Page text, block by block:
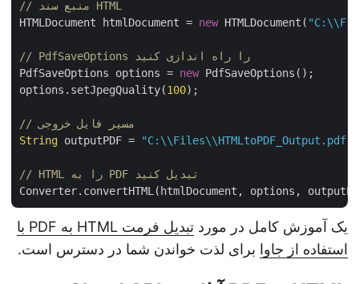
// منبع سند HTML
HTMLDocument htmlDocument = new HTMLDocument(
// PdfSaveOptions را راه اندازی کنید
PdfSaveOptions options = new PdfSaveOptions();
options.setJpegQuality(100 );
// مسیر فایل خروجی
String outputPDF =
// HTML را به PDF تبدیل کنید
یک آموزش کامل در مورد
تبدیل فرمت HTML به PDF با
استفاده از جاوابرای لذت خواندن شما در دسترس است.